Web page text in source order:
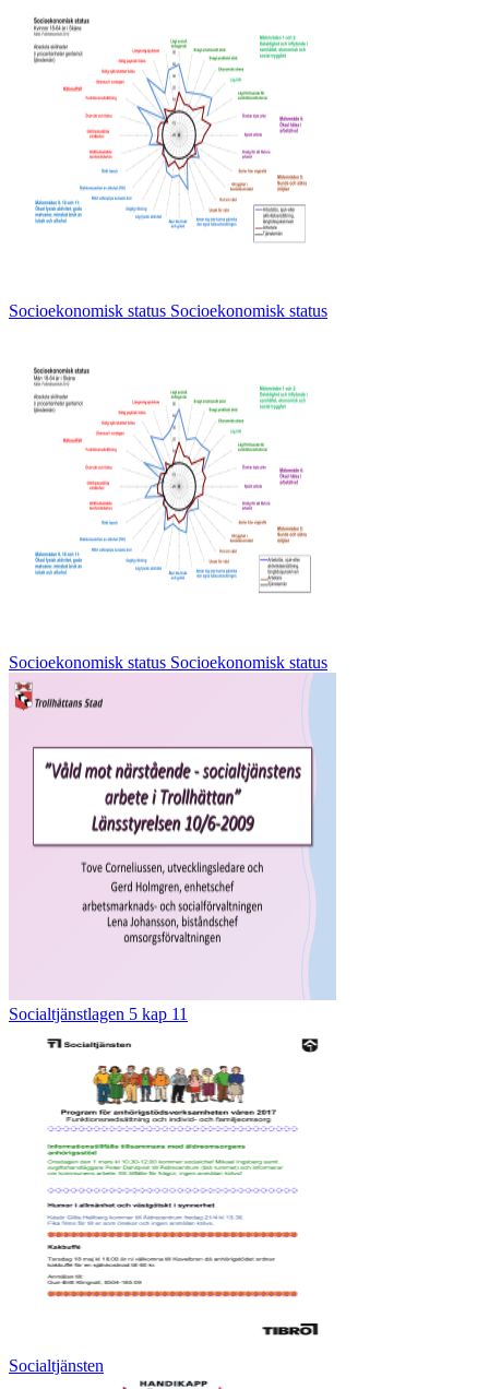
Socioekonomisk status Socioekonomisk status
Socioekonomisk status Socioekonomisk status
Socialtjänstlagen 5 kap 11
Socialtjänsten